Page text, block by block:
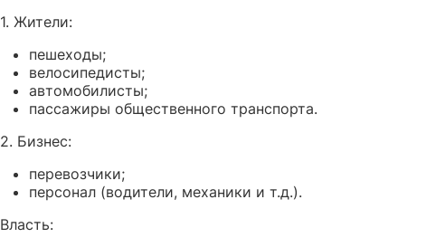
1. Жители:
пешеходы;
велосипедисты;
автомобилисты;
пассажиры общественного транспорта.
2. Бизнес:
перевозчики;
персонал (водители, механики и т.д.).
Власть: